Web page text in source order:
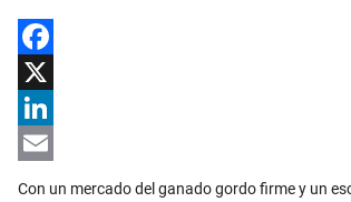
Facebook
X
LinkedIn
Con un mercado del ganado gordo firme y un